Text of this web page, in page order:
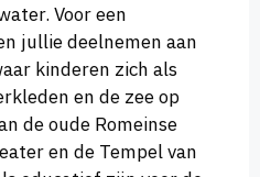
Voor een
jullie deelnemen aan
kinderen zich als
en de zee op
de oude Romeinse
en de Tempel van